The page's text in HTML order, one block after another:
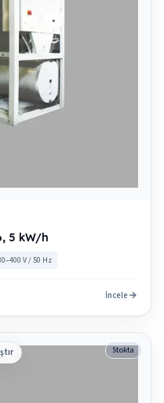
5 kW/h
V / 50 Hz
İncele
Stokta